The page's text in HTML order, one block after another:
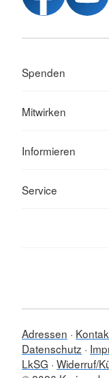
Spenden
Mitwirken
Informieren
Service
Adressen
Datenschutz
LkSG Widerruf/